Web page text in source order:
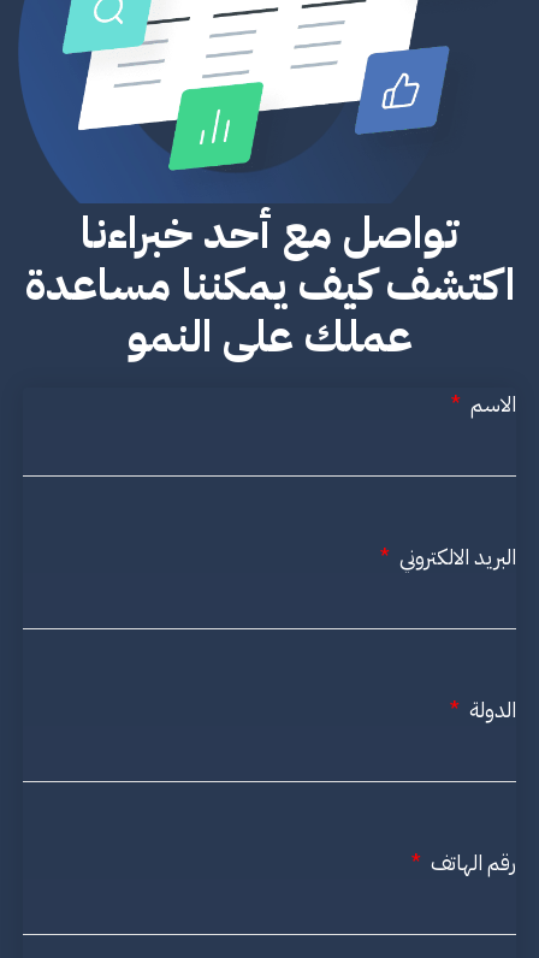
تواصل مع أحد خبراءنا
اكتشف كيف يمكننا مساعدة
عملك على النمو
الاسم
البريد الالكتروني
الدولة
رقم الهاتف